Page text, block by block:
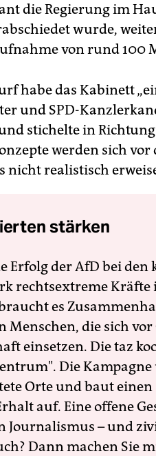
die Regierung im
wurde,
von rund 100
habe das Kabinett
und SPD-
stichelte in
werden sich
nicht realistisch
stärken
Erfolg der AfD bei
rechtsextreme
es
Menschen, die sich
einsetzen. Die taz
Die
Orte und baut
auf. Eine offene
Journalismus – und
Dann machen Sie